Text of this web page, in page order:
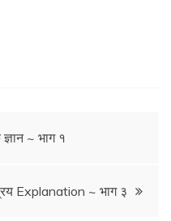
~ भाग १
Explanation ~ भाग ३